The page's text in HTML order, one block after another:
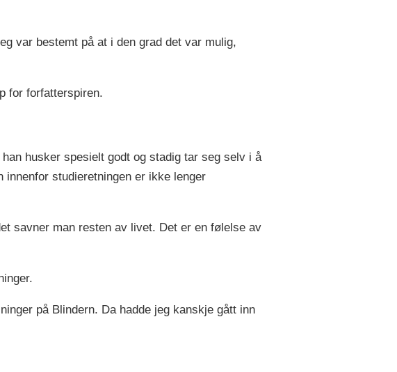
var bestemt på at i den grad det var mulig,
for forfatterspiren.
husker spesielt godt og stadig tar seg selv i å
innenfor studieretningen er ikke lenger
savner man resten av livet. Det er en følelse av
på Blindern. Da hadde jeg kanskje gått inn